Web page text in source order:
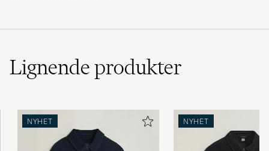
Lignendeprodukter
NYHET NYHET